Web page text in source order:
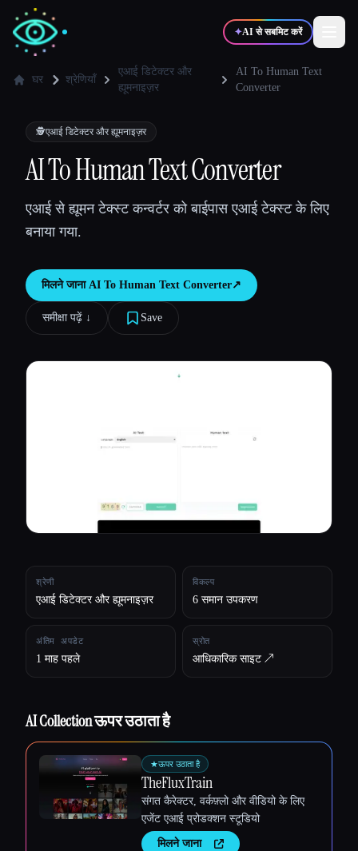
✦AI से सबमिट करें
💻 डेवलपर्स 📈मार्केटर्स
🎓विद्यार्थी
ब्लॉग
Esc
घर श्रेणियाँ
एआई डिटेक्टर और
ह्यूमनाइज़र
AI To Human Text
Converter
🕵️एआई डिटेक्टर और ह्यूमनाइज़र
AI To Human Text Converter
एआई से ह्यूमन टेक्स्ट कन्वर्टर को बाईपास एआई टेक्स्ट के लिए
बनाया गया.
मिलने जाना AI To Human Text Converter↗︎
समीक्षा पढ़ें ↓︎ Save
श्रेणी
एआई डिटेक्टर और ह्यूमनाइज़र
विकल्प
6 समान उपकरण
अंतिम अपडेट
1 माह पहले
स्रोत
आधिकारिक साइट ↗︎
AI Collection ऊपर उठाता है
★ऊपर उठाता है
TheFluxTrain
संगत कैरेक्टर, वर्कफ़्लो और वीडियो के लिए
एजेंट एआई प्रोडक्शन स्टूडियो
मिलने जाना